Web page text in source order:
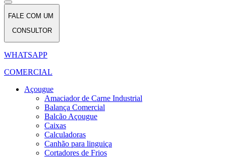
FALE COM UM
CONSULTOR
WHATSAPP
COMERCIAL
Açougue
Amaciador de Carne Industrial
Balança Comercial
Balcão Açougue
Caixas
Calculadoras
Canhão para linguiça
Cortadores de Frios